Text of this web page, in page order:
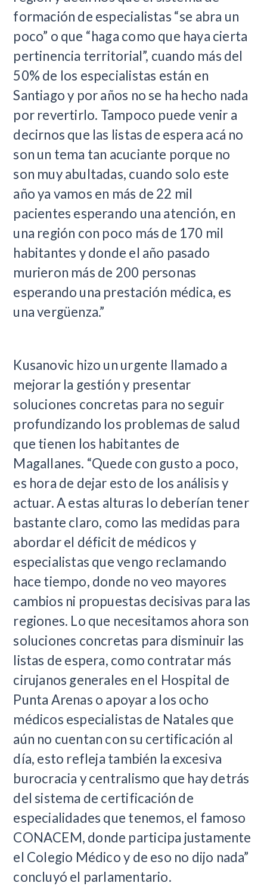
formación de especialistas “se abra un
poco” o que “haga como que haya cierta
pertinencia territorial”, cuando más del
50% de los especialistas están en
Santiago y por años no se ha hecho nada
por revertirlo. Tampoco puede venir a
decirnos que las listas de espera acá no
son un tema tan acuciante porque no
son muy abultadas, cuando solo este
año ya vamos en más de 22 mil
pacientes esperando una atención, en
una región con poco más de 170 mil
habitantes y donde el año pasado
murieron más de 200 personas
esperando una prestación médica, es
una vergüenza.”
Kusanovic hizo un urgente llamado a
mejorar la gestión y presentar
soluciones concretas para no seguir
profundizando los problemas de salud
que tienen los habitantes de
Magallanes. “Quede con gusto a poco,
es hora de dejar esto de los análisis y
actuar. A estas alturas lo deberían tener
bastante claro, como las medidas para
abordar el déficit de médicos y
especialistas que vengo reclamando
hace tiempo, donde no veo mayores
cambios ni propuestas decisivas para las
regiones. Lo que necesitamos ahora son
soluciones concretas para disminuir las
listas de espera, como contratar más
cirujanos generales en el Hospital de
Punta Arenas o apoyar a los ocho
médicos especialistas de Natales que
aún no cuentan con su certificación al
día, esto refleja también la excesiva
burocracia y centralismo que hay detrás
del sistema de certificación de
especialidades que tenemos, el famoso
CONACEM, donde participa justamente
el Colegio Médico y de eso no dijo nada”
concluyó el parlamentario.